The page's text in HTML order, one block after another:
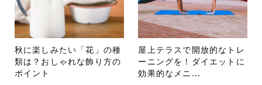
秋に楽しみたい「花」の種
類は？おしゃれな飾り方の
ポイント
屋上テラスで開放的なトレ
ーニングを！ダイエットに
効果的なメニ...